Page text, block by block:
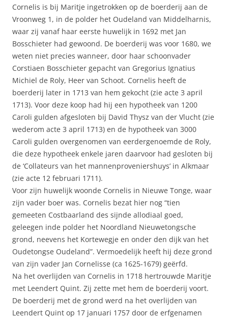
Cornelis is bij Maritje ingetrokken op de boerderij aan de
Vroonweg 1, in de polder het Oudeland van Middelharnis,
waar zij vanaf haar eerste huwelijk in 1692 met Jan
Bosschieter had gewoond. De boerderij was voor 1680, we
weten niet precies wanneer, door haar schoonvader
Corstiaen Bosschieter gepacht van Gregorius Ignatius
Michiel de Roly, Heer van Schoot. Cornelis heeft de
boerderij later in 1713 van hem gekocht (zie acte 3 april
1713). Voor deze koop had hij een hypotheek van 1200
Caroli gulden afgesloten bij David Thysz van der Vlucht (zie
wederom acte 3 april 1713) en de hypotheek van 3000
Caroli gulden overgenomen van eerdergenoemde de Roly,
die deze hypotheek enkele jaren daarvoor had gesloten bij
de ‘Collateurs van het mannenproveniershuys’ in Alkmaar
(zie acte 12 februari 1711).
Voor zijn huwelijk woonde Cornelis in Nieuwe Tonge, waar
zijn vader boer was. Cornelis bezat hier nog “tien
gemeeten Costbaarland des sijnde allodiaal goed,
geleegen inde polder het Noordland Nieuwetongsche
grond, neevens het Kortewegje en onder den dijk van het
Oudetongse Oudeland”. Vermoedelijk heeft hij deze grond
van zijn vader Jan Cornelisse (ca 1625-1679) geërfd.
Na het overlijden van Cornelis in 1718 hertrouwde Maritje
met Leendert Quint. Zij zette met hem de boerderij voort.
De boerderij met de grond werd na het overlijden van
Leendert Quint op 17 januari 1757 door de erfgenamen